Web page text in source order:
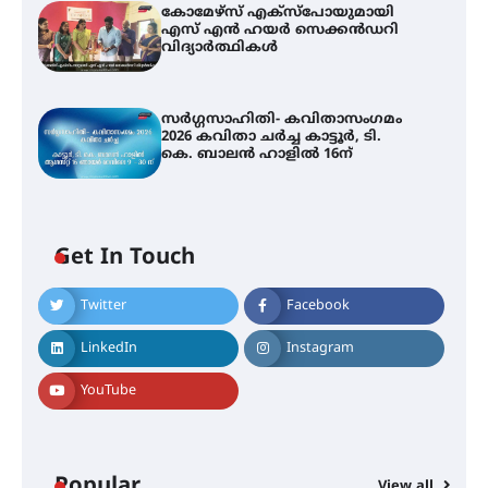
കോമേഴ്സ് എക്സ്പോയുമായി
എസ് എൻ ഹയർ സെക്കൻഡറി
വിദ്യാർത്ഥികൾ
സർഗ്ഗസാഹിതി- കവിതാസംഗമം
2026 കവിതാ ചർച്ച കാട്ടൂർ, ടി.
കെ. ബാലൻ ഹാളിൽ 16ന്
Get In Touch
Twitter Facebook
LinkedIn Instagram
YouTube